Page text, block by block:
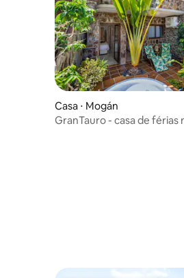
Casa ⋅ Mogán
GranTauro - casa de férias